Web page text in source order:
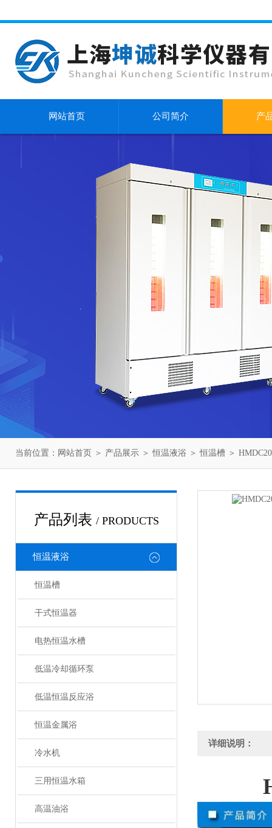
网站首页 公司简介 产
当前位置： 网站首页 ＞ 产品展示 ＞恒温液浴 ＞恒温槽 ＞
产品列表 / PRODUCTS
恒温液浴
恒温槽
干式恒温器
电热恒温水槽
低温冷却循环泵
低温恒温反应浴
恒温金属浴
冷水机
三用恒温水箱
高温油浴
详细说明：